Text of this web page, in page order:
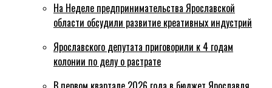
На Неделе предпринимательства Ярославской
области обсудили развитие креативных индустрий
Ярославского депутата приговорили к 4 годам
колонии по делу о растрате